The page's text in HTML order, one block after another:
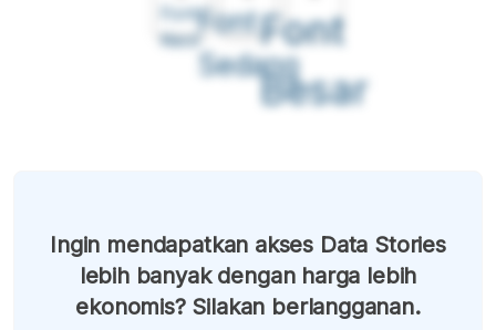
Font
Kecil
Font
Sedang
Font
Besar
Ingin mendapatkan akses Data Stories
lebih banyak dengan harga lebih
ekonomis? Silakan berlangganan.